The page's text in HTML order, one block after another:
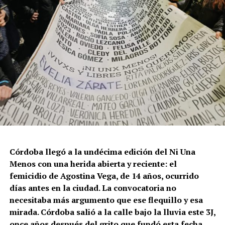
Córdoba llegó a la undécima edición del Ni Una
Menos con una herida abierta y reciente: el
femicidio de Agostina Vega, de 14 años, ocurrido
días antes en la ciudad. La convocatoria no
necesitaba más argumento que ese flequillo y esa
mirada. Córdoba salió a la calle bajo la lluvia este 3J,